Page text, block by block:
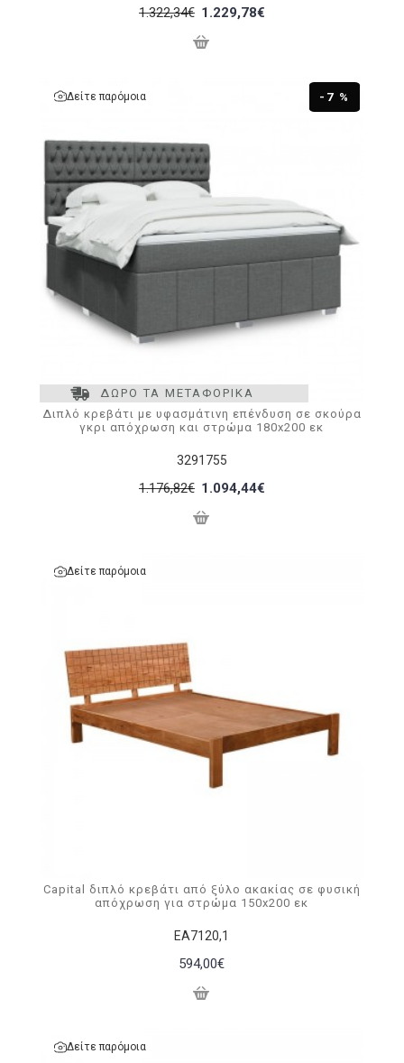
1.322,34€ 1.229,78€
ΔΩΡΟ ΤΑ ΜΕΤΑΦΟΡΙΚΑ
-7 %
Δείτε παρόμοια
3291755
Διπλό κρεβάτι με υφασμάτινη επένδυση σε σκούρα
γκρι απόχρωση και στρώμα 180x200 εκ
1.176,82€ 1.094,44€
Δείτε παρόμοια
ΕΑ7120,1
Capital διπλό κρεβάτι από ξύλο ακακίας σε φυσική
απόχρωση για στρώμα 150x200 εκ
594,00€
Δείτε παρόμοια